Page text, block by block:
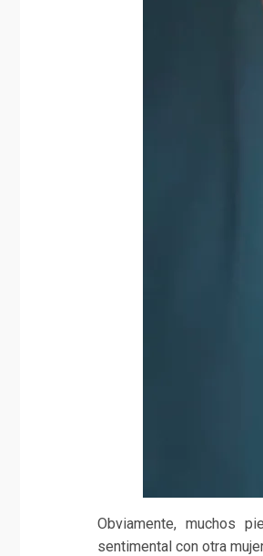
Obviamente, muchos
sentimental con otra